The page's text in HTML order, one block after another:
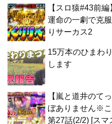
【スロ猿#43前
運命の一劇で克
りサーカス2
15万本のひまわ
します
【嵐と道井のて
ぼありません※
第27話(2/2) [スマ